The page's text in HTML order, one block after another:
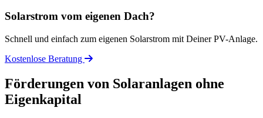
Solarstrom vom eigenen Dach?
Schnell und einfach zum eigenen Solarstrom mit Deiner PV-Anlage.
Kostenlose Beratung
Förderungen von Solaranlagen ohne
Eigenkapital